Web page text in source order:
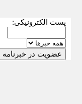
پست الکترونیکی: